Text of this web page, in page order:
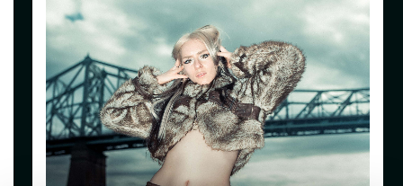
Location de salle
Infos pratiques